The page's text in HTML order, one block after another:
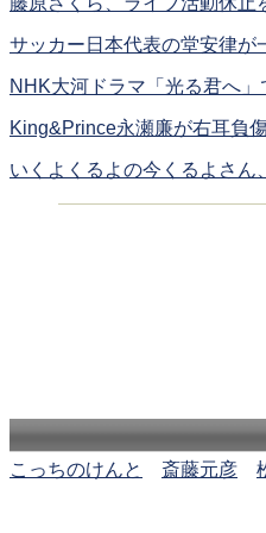
サッカー日本代表の堂安律が
NHK大河ドラマ「光る君へ
King&Prince永瀬廉が右耳負
いくよくるよの今くるよさん
こっちのけんと
斎藤元彦